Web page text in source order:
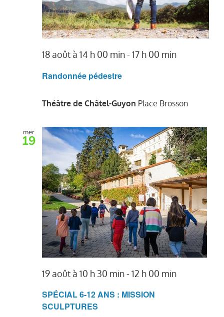
Randonnée pédestre
18 août à 14 h 00 min-17 h 00 min
Théâtre de Châtel-Guyon Place Brosson
mer
19
SPÉCIAL 6-12 ANS : MISSION
SCULPTURES
19 août à 10 h 30 min-12 h 00 min